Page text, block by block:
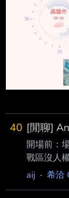
40 [閒聊]
開場前：
戰區沒人
好屌喔，
aij · 希洽